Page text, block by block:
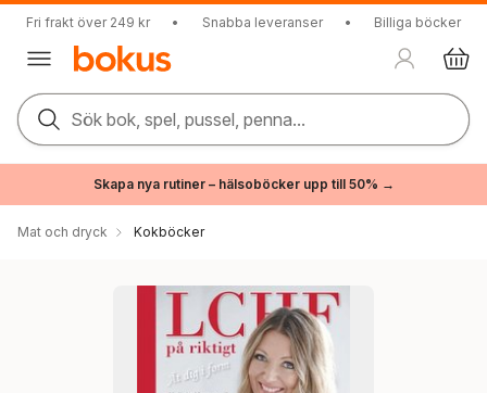
Fri frakt över 249 kr • Snabba leveranser • Billiga böcker
Sök bok, spel, pussel, penna...
Skapa nya rutiner – hälsoböcker upp till 50% →
Mat och dryck Kokböcker